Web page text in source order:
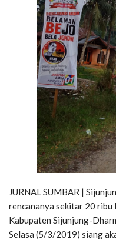
JURNAL SUMBAR |
rencananya sekitar 20 ribu
Kabupaten Sijunjung-
Selasa (5/3/2019) siang